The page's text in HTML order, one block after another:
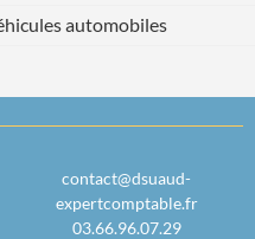
automobiles
contact@dsuaud-
expertcomptable.fr
03.66.96.07.29